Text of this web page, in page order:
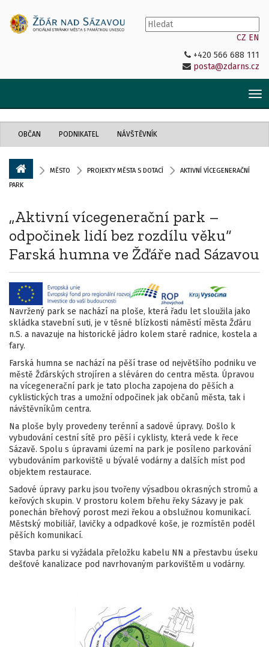
CZ EN
+420 566 688 111
posta@zdarns.cz
OBČAN PODNIKATEL NÁVŠTĚVNÍK
MĚSTO PROJEKTY MĚSTA S DOTACÍ
AKTIVNÍ VÍCEGENERAČNÍ
PARK
„Aktivní vícegenerační park –
odpočinek lidí bez rozdílu věku“
Farská humna ve Žďáře nad Sázavou
Navržený park se nachází na ploše, která řadu let sloužila jako
skládka stavební suti, je v těsné blízkosti náměstí města Žďáru
n.S. a navazuje na historické jádro kolem staré radnice, kostela a
fary.
Farská humna se nachází na pěší trase od největšího podniku ve
městě Žďárských strojíren a sléváren do centra města. Úpravou
na vícegenerační park je tato plocha zapojena do pěších a
cyklistických tras a umožní odpočinek jak občanů města, tak i
návštěvníkům centra.
Na ploše byly provedeny terénní a sadové úpravy. Došlo k
vybudování cestní sítě pro pěší i cyklisty, která vede k řece
Sázavě. Spolu s úpravami území na park je posíleno parkování
vybudováním parkoviště u bývalé vodárny a dalších míst pod
objektem restaurace.
Sadové úpravy parku jsou tvořeny výsadbou okrasných stromů a
keřových skupin. V prostoru kolem břehu řeky Sázavy je pak
ponechán břehový porost mezi řekou a obslužnou komunikací.
Městský mobiliář, lavičky a odpadkové koše, je rozmístěn podél
pěších komunikací.
Stavba parku si vyžádala přeložku kabelu NN a přestavbu úseku
dešťové kanalizace pod navrhovaným parkovištěm u vodárny.